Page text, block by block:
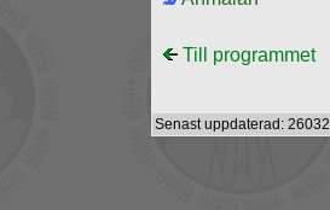
Till programmet
Senast uppdaterad: